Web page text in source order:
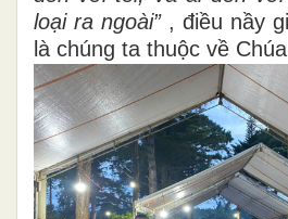
loại ra ngoài” , điều nầy
là chúng ta thuộc về